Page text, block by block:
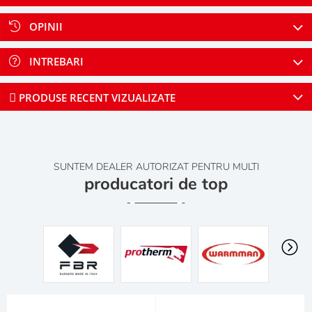
OPINII
INTREBARI
PRODUSE RECENT VIZUALIZATE
SUNTEM DEALER AUTORIZAT PENTRU MULTI
producatori de top